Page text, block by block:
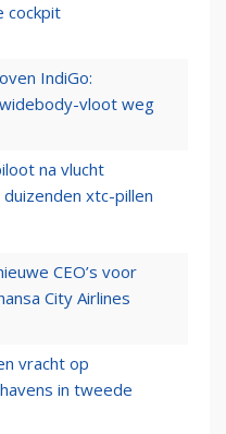
cockpit
IndiGo:
vloot weg
na vlucht
xtc-pillen
CEO’s voor
City Airlines
vracht op
in tweede